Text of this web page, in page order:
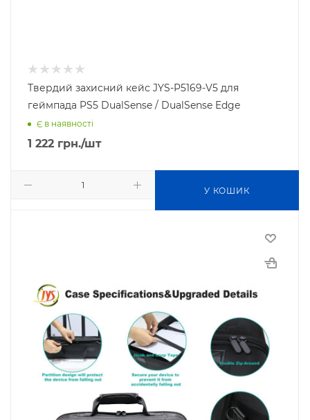
Твердий захисний кейс JYS-P5169-V5 для
геймпада PS5 DualSense / DualSense Edge
Є в наявності
1 222 грн./шт
У КОШИК